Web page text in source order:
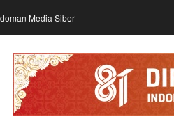
Media Siber